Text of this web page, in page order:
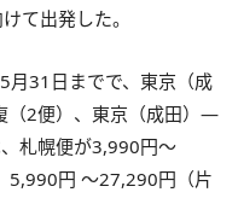
て出発した。
月31日までで、東京（成
（2便）、東京（成田）―
札幌便が3,990円～
5,990円 ～27,290円（片